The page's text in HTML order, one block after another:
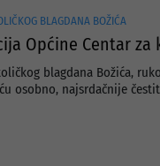
BLAGDANA BOŽIĆA
Općine Centar za
blagdana Božića,
osobno, najsrdačnije